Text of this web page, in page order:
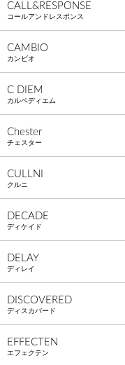
CALL&RESPONSE
コールアンドレスポンス
CAMBIO
カンビオ
C DIEM
カルペディエム
Chester
チェスター
CULLNI
クルニ
DECADE
ディケイド
DELAY
ディレイ
DISCOVERED
ディスカバード
EFFECTEN
エフェクテン